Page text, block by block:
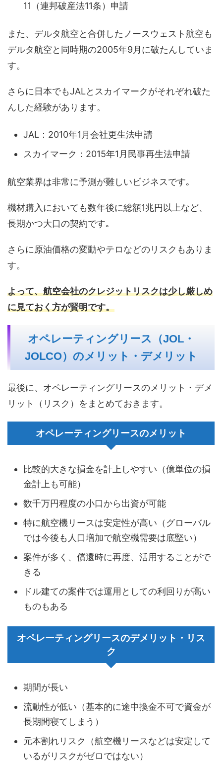
11（連邦破産法11条）申請
また、デルタ航空と合併したノースウェスト航空も
デルタ航空と同時期の2005年9月に破たんしていま
す。
さらに日本でもJALとスカイマークがそれぞれ破た
んした経験があります。
JAL：2010年1月会社更生法申請
スカイマーク：2015年1月民事再生法申請
航空業界は非常に予測が難しいビジネスです｡
機材購入においても数年後に総額1兆円以上など、
長期かつ大口の契約です｡
さらに原油価格の変動やテロなどのリスクもありま
す。
よって、航空会社のクレジットリスクは少し厳しめ
に見ておく方が賢明です。
オペレーティングリース（JOL・
JOLCO）のメリット・デメリット
最後に、オペレーティングリースのメリット・デメ
リット（リスク）をまとめておきます。
オペレーティングリースのメリット
比較的大きな損金を計上しやすい（億単位の損
金計上も可能）
数千万円程度の小口から出資が可能
特に航空機リースは安定性が高い（グローバル
では今後も人口増加で航空機需要は底堅い）
案件が多く、償還時に再度、活用することがで
きる
ドル建ての案件では運用としての利回りが高い
ものもある
オペレーティングリースのデメリット・リス
ク
期間が長い
流動性が低い（基本的に途中換金不可で資金が
長期間寝てしまう）
元本割れリスク（航空機リースなどは安定して
いるがリスクがゼロではない）